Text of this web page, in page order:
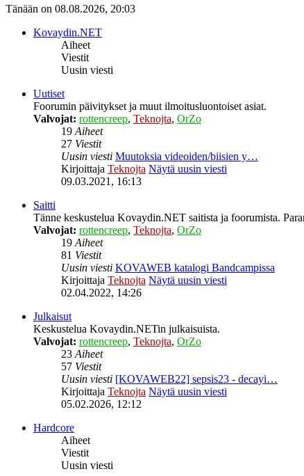
Tänään on 08.08.2026, 20:03
Kovaydin.NET
Aiheet
Viestit
Uusin viesti
Uutiset
Foorumin päivitykset ja muut ilmoitusluontoiset asiat.
Valvojat: rottencreep, Teknojta, OrZo
19Aiheet
27 Viestit
Uusin viesti Muutoksia videoiden/biisien y…
Kirjoittaja Teknojta Näytä uusin viesti
09.03.2021, 16:13
Saitti
Tänne keskustelua Kovaydin.NET saitista ja foorumista.
Valvojat: rottencreep, Teknojta, OrZo
19Aiheet
81 Viestit
Uusin viesti KOVAWEB katalogi Bandcampissa
Kirjoittaja Teknojta Näytä uusin viesti
02.04.2022, 14:26
Julkaisut
Keskustelua Kovaydin.NETin julkaisuista.
Valvojat: rottencreep, Teknojta, OrZo
23Aiheet
57 Viestit
Uusin viesti [KOVAWEB22] sepsis23 - decayi…
Kirjoittaja Teknojta Näytä uusin viesti
05.02.2026, 12:12
Hardcore
Aiheet
Viestit
Uusin viesti